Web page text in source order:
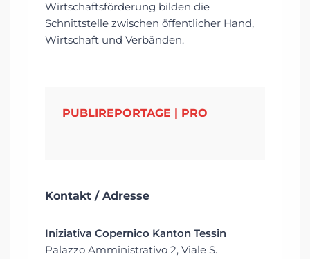
Wirtschaftsförderung bilden die
Schnittstelle zwischen öffentlicher Hand,
Wirtschaft und Verbänden.
PUBLIREPORTAGE | PRO
Kontakt / Adresse
Iniziativa Copernico Kanton Tessin
Palazzo Amministrativo 2, Viale S.